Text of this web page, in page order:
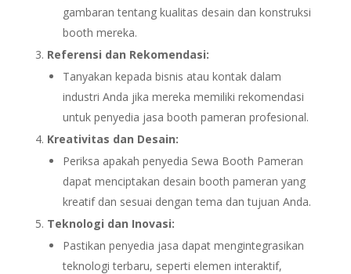
gambaran tentang kualitas desain dan konstruksi
booth mereka.
Referensi dan Rekomendasi:
Tanyakan kepada bisnis atau kontak dalam
industri Anda jika mereka memiliki rekomendasi
untuk penyedia jasa booth pameran profesional.
Kreativitas dan Desain:
Periksa apakah penyedia Sewa Booth Pameran
dapat menciptakan desain booth pameran yang
kreatif dan sesuai dengan tema dan tujuan Anda.
Teknologi dan Inovasi:
Pastikan penyedia jasa dapat mengintegrasikan
teknologi terbaru, seperti elemen interaktif,